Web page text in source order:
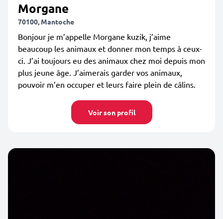
Morgane
70100, Mantoche
Bonjour je m’appelle Morgane kuzik, j’aime
beaucoup les animaux et donner mon temps à ceux-
ci. J’ai toujours eu des animaux chez moi depuis mon
plus jeune âge. J’aimerais garder vos animaux,
pouvoir m’en occuper et leurs faire plein de câlins.
Voir son profil